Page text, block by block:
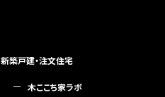
新築戸建・注文住宅
木ここち家ラボ